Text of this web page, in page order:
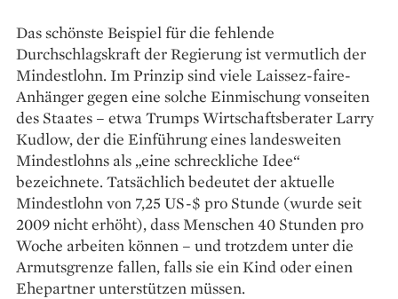
Das schönste Beispiel für die ­fehlende
Durchschlagskraft der Regierung ist ­vermutlich der
Mindestlohn. Im Prinzip sind viele Laissez­-faire-
Anhänger gegen eine solche Einmischung vonseiten
des Staates – etwa Trumps Wirtschaftsberater Larry
Kudlow, der die Einführung eines landesweiten
Mindestlohns als „eine schreckliche Idee“
bezeichnete. Tatsächlich bedeutet der aktuelle
Mindestlohn von 7,25 US-$ pro Stunde (wurde seit
2009 nicht erhöht), dass Menschen 40 Stunden pro
Woche arbeiten können – und trotzdem unter die
Armutsgrenze ­fallen, falls sie ein Kind oder einen
Ehepartner unterstützen müssen.